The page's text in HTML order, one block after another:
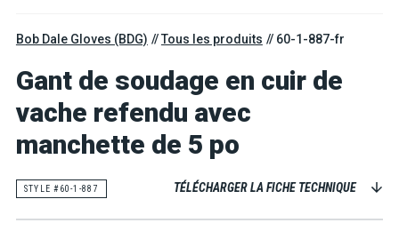
Bob Dale Gloves (BDG) Tous les produits 60-1-887-fr
Gant de soudage en cuir de
vache refendu avec
manchette de 5 po
STYLE #60-1-887 TÉLÉCHARGER LA FICHE TECHNIQUE